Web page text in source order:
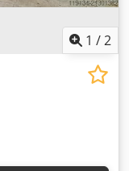
1 /2